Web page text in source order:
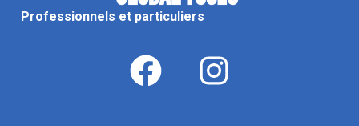
Professionnels et particuliers